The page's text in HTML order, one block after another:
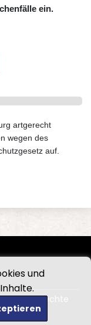
und
ein.
artgerecht
wegen des
auf.
- Alle Rechte